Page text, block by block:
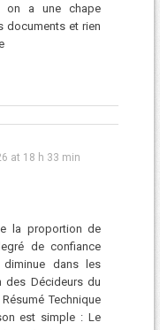
on a une chape
documents et rien
at 18 h 33 min
la proportion de
de confiance
dans les
des Décideurs du
Technique
est simple : Le